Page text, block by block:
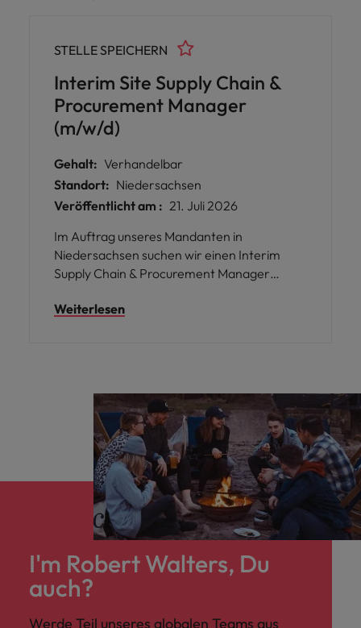
Interim Site Supply Chain &
Procurement Manager
(m/w/d)
STELLE SPEICHERN
Gehalt: Verhandelbar
Standort: Niedersachsen
Veröffentlicht am : 21. Juli 2026
Im Auftrag unseres Mandanten in
Niedersachsen suchen wir einen Interim
Supply Chain & Procurement Manager
und Beschaffungsaktivitäten am
Aufgaben im Bereich Einkauf.
Weiterlesen
I'm Robert Walters, Du
auch?
Werde Teil unseres globalen Teams aus